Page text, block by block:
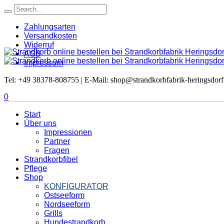
Zahlungsarten
Versandkosten
Widerruf
AGB
Impressum
Tel: +49 38378-808755 | E-Mail: shop@strandkorbfabrik-
0
Start
Über uns
Impressionen
Partner
Fragen
Strandkorbfibel
Pflege
Shop
KONFIGURATOR
Ostseeform
Nordseeform
Grills
Hundestrandkorb